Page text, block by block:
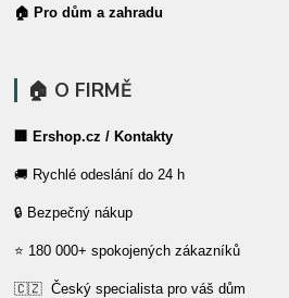
🏠 Pro dům a zahradu
🏠 O FIRMĚ
🏢 Ershop.cz / Kontakty
🚚 Rychlé odeslání do 24 h
🔒 Bezpečný nákup
⭐ 180 000+ spokojených zákazníků
🇨🇿 Český specialista pro váš dům